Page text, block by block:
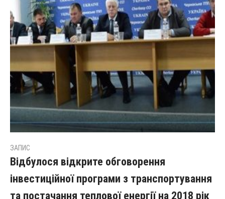
ЗАПИС
Відбулося відкрите обговорення
інвестиційної програми з транспортування
та постачання теплової енергії на 2018 рік